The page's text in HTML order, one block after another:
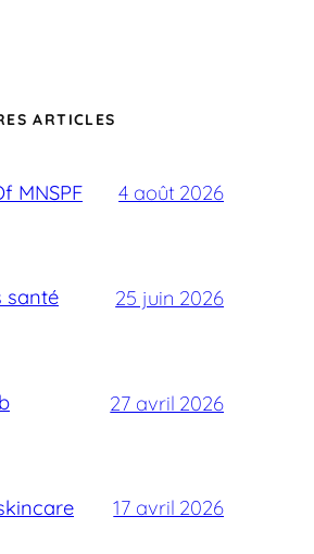
ARTICLES
MNSPF 4 août 2026
santé 25 juin 2026
27 avril 2026
17 avril 2026